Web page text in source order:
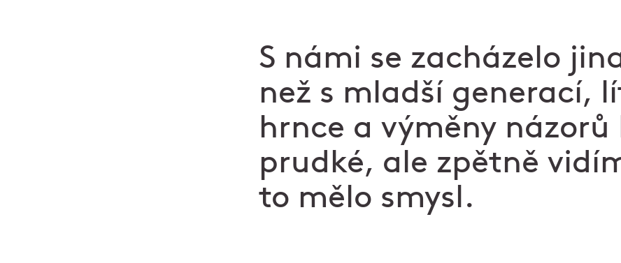
S námi se zacházelo
než s mladší generací,
hrnce a výměny názorů
prudké, ale zpětně
to mělo smysl.